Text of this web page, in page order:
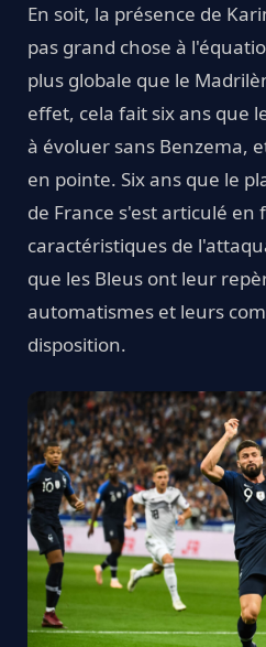
En soit, la présence de
pas grand chose à
plus globale que le
effet, cela fait six ans que
à évoluer sans Benzema,
en pointe. Six ans que le
de France s'est articulé en
caractéristiques de
que les Bleus ont leur
automatismes et leurs
disposition.